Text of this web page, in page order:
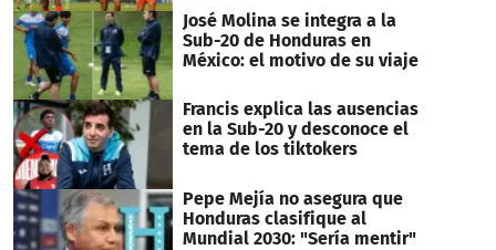
José Molina se integra a la
Sub-20 de Honduras en
México: el motivo de su viaje
Francis explica las ausencias
en la Sub-20 y desconoce el
tema de los tiktokers
Pepe Mejía no asegura que
Honduras clasifique al
Mundial 2030: "Sería mentir"